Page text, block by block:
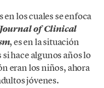
los cuales se enfoca
of Clinical
, es en la situación
hace algunos años lo
eran los niños, ahora
jóvenes.